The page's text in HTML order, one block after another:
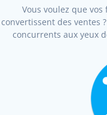
Vous voulez que
convertissent des ventes
concurrents aux yeux